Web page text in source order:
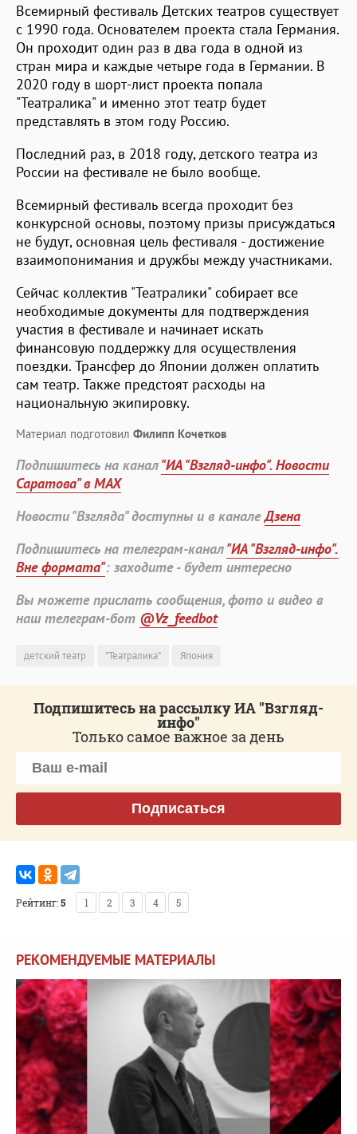
Всемирный фестиваль Детских театров существует
с 1990 года. Основателем проекта стала Германия.
Он проходит один раз в два года в одной из
стран мира и каждые четыре года в Германии. В
2020 году в шорт-лист проекта попала
"Театралика" и именно этот театр будет
представлять в этом году Россию.
Последний раз, в 2018 году, детского театра из
России на фестивале не было вообще.
Всемирный фестиваль всегда проходит без
конкурсной основы, поэтому призы присуждаться
не будут, основная цель фестиваля - достижение
взаимопонимания и дружбы между участниками.
Сейчас коллектив "Театралики" собирает все
необходимые документы для подтверждения
участия в фестивале и начинает искать
финансовую поддержку для осуществления
поездки. Трансфер до Японии должен оплатить
сам театр. Также предстоят расходы на
национальную экипировку.
Материал подготовил Филипп Кочетков
Подпишитесь на канал"ИА "Взгляд-инфо". Новости
Саратова" в MAX
Новости "Взгляда" доступны и в каналеДзена
Подпишитесь на телеграм-канал"ИА "Взгляд-инфо".
Вне формата": заходите - будет интересно
Вы можете прислать сообщения, фото и видео в
наш телеграм-бот @Vz_feedbot
детский театр "Театралика" Япония
Подпишитесь на рассылку ИА "Взгляд-
инфо"
Только самое важное за день
Подписаться
Рейтинг:5 1 2 3 4 5
РЕКОМЕНДУЕМЫЕ МАТЕРИАЛЫ